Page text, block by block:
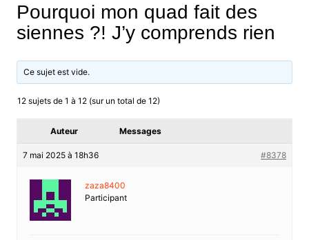
Pourquoi mon quad fait des
siennes ?! J’y comprends rien
Ce sujet est vide.
12 sujets de 1 à 12 (sur un total de 12)
Auteur Messages
7 mai 2025 à 18h36 #8378
zaza8400
Participant